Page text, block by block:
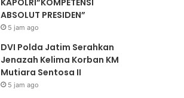
KAPOLRI”KOMPETENSI
ABSOLUT PRESIDEN”
5 jam ago
DVI Polda Jatim Serahkan
Jenazah Kelima Korban KM
Mutiara Sentosa II
5 jam ago